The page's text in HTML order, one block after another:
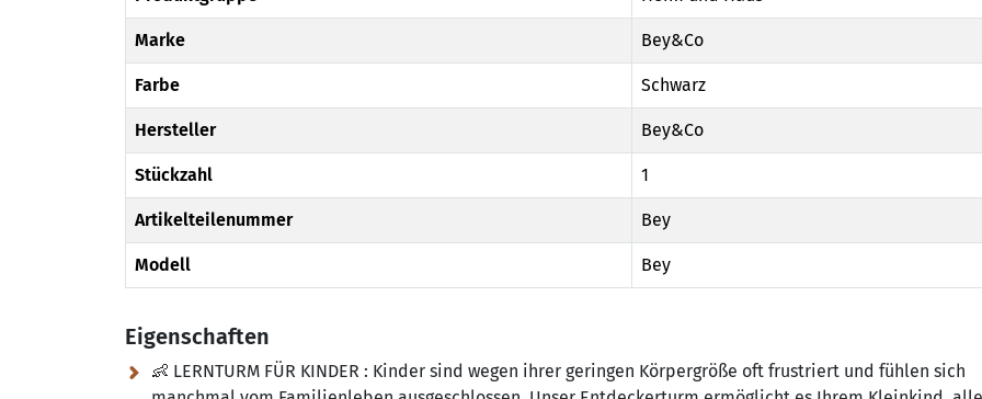
Marke Bey&Co
Farbe Schwarz
Hersteller Bey&Co
Stückzahl 1
Artikelteilenummer Bey
Modell Bey
Eigenschaften
👶 LERNTURM FÜR KINDER : Kinder sind wegen ihrer geringen Körpergröße oft frustriert und fühlen sich